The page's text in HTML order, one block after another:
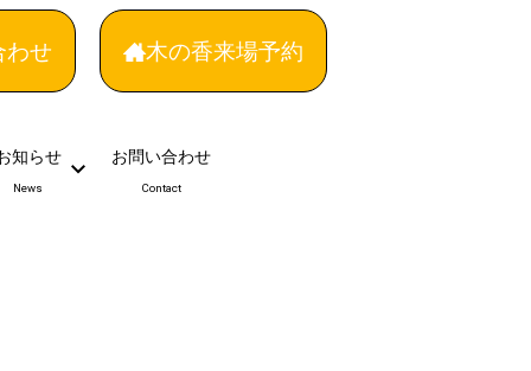
わせ 木の香来場予約
知らせ
News
お問い合わせ
Contact